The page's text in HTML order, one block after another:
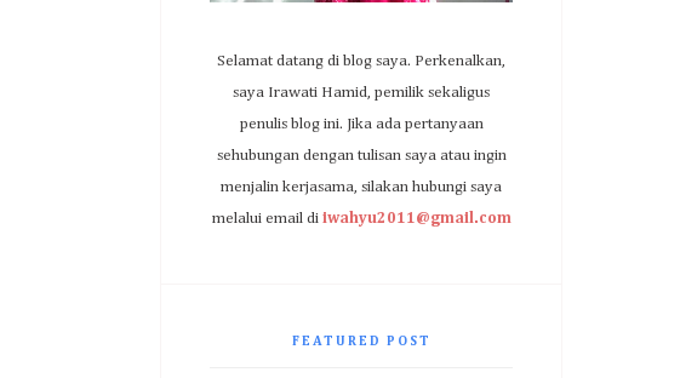
Selamat datang di blog saya. Perkenalkan,
saya Irawati Hamid, pemilik sekaligus
penulis blog ini. Jika ada pertanyaan
sehubungan dengan tulisan saya atau ingin
menjalin kerjasama, silakan hubungi saya
melalui email di iwahyu2011@gmail.com
FEATURED POST